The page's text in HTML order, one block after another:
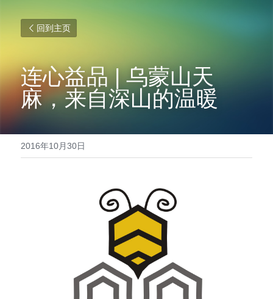
回到主页
连心益品 | 乌蒙山天
麻，来自深山的温暖
2016年10月30日